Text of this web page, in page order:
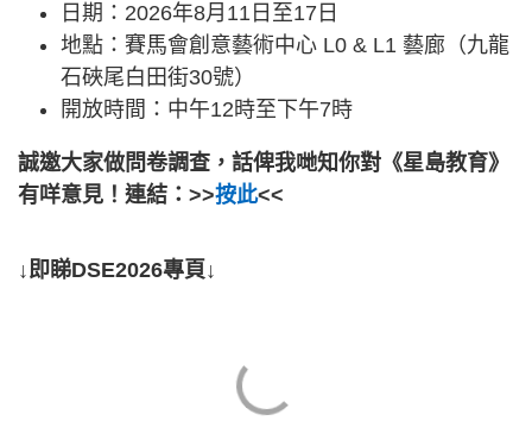
日期：2026年8月11日至17日
地點：賽馬會創意藝術中心 L0 & L1 藝廊（九龍
石硤尾白田街30號）
開放時間：中午12時至下午7時
誠邀大家做問卷調查，話俾我哋知你對《星島教育》
有咩意見！連結：>>按此<<
↓即睇DSE2026專頁↓